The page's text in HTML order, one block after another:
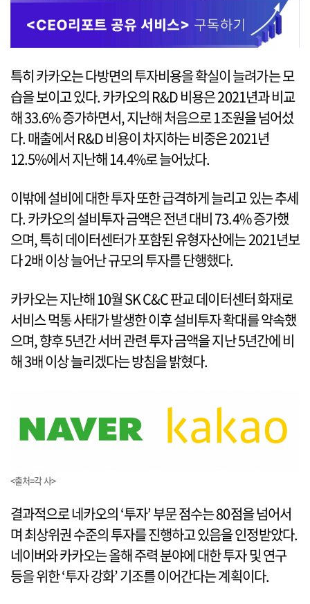
특히 카카오는 다방면의 투자비용을 확실이 늘려가는 모
습을 보이고 있다. 카카오의 R&D 비용은 2021년과 비교
해 33.6% 증가하면서, 지난해 처음으로 1조원을 넘어섰
다. 매출에서 R&D 비용이 차지하는 비중은 2021년
12.5%에서 지난해 14.4%로 늘어났다.
이밖에 설비에 대한 투자 또한 급격하게 늘리고 있는 추세
다. 카카오의 설비투자 금액은 전년 대비 73.4% 증가했
으며, 특히 데이터센터가 포함된 유형자산에는 2021년보
다 2배 이상 늘어난 규모의 투자를 단행했다.
카카오는 지난해 10월 SK C&C 판교 데이터센터 화재로
서비스 먹통 사태가 발생한 이후 설비투자 확대를 약속했
으며, 향후 5년간 서버 관련 투자 금액을 지난 5년간에 비
해 3배 이상 늘리겠다는 방침을 밝혔다.
<출처=각 사>
결과적으로 네카오의 ‘투자’ 부문 점수는 80점을 넘어서
며 최상위권 수준의 투자를 진행하고 있음을 인정받았다.
네이버와 카카오는 올해 주력 분야에 대한 투자 및 연구
등을 위한 ‘투자 강화’ 기조를 이어간다는 계획이다.